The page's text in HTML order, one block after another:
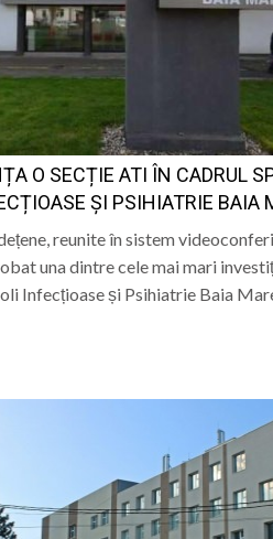
în perioada 14–16
Ulici” din Sighet
Mare, gazda unui
va urca pe scena
ALE POMPIERILOR
O SECȚIE ATI ÎN CADRUL
ȘI PSIHIATRIE BAIA
reunite în sistem
una dintre cele mai mari
Infecțioase și Psihiatrie Baia